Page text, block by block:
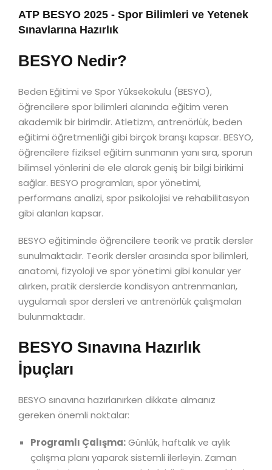
ATP BESYO 2025 - Spor Bilimleri ve Yetenek
Sınavlarına Hazırlık
BESYO Nedir?
Beden Eğitimi ve Spor Yüksekokulu (BESYO),
öğrencilere spor bilimleri alanında eğitim veren
akademik bir birimdir. Atletizm, antrenörlük, beden
eğitimi öğretmenliği gibi birçok branşı kapsar. BESYO,
öğrencilere fiziksel eğitim sunmanın yanı sıra, sporun
bilimsel yönlerini de ele alarak geniş bir bilgi birikimi
sağlar. BESYO programları, spor yönetimi,
performans analizi, spor psikolojisi ve rehabilitasyon
gibi alanları kapsar.
BESYO eğitiminde öğrencilere teorik ve pratik dersler
sunulmaktadır. Teorik dersler arasında spor bilimleri,
anatomi, fizyoloji ve spor yönetimi gibi konular yer
alırken, pratik derslerde kondisyon antrenmanları,
uygulamalı spor dersleri ve antrenörlük çalışmaları
bulunmaktadır.
BESYO Sınavına Hazırlık
İpuçları
BESYO sınavına hazırlanırken dikkate almanız
gereken önemli noktalar:
Programlı Çalışma:Günlük, haftalık ve aylık
çalışma planı yaparak sistemli ilerleyin. Zaman